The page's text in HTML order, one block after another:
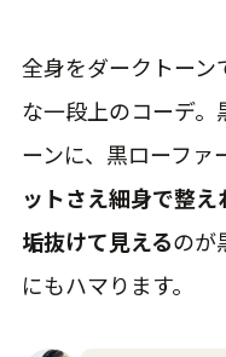
全身をダークトーン
な一段上のコーデ
ーンに、黒ローファ
ットさえ細身で整
垢抜けて見えるのが
にもハマります。